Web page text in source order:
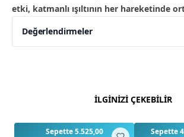
etki, katmanlı ışıltının her hareketinde
Değerlendirmeler
Bu ürün için henüz değerlendirme
İLGİNİZİ ÇEKEBİLİR
Sepette 5.525,00 Sepette